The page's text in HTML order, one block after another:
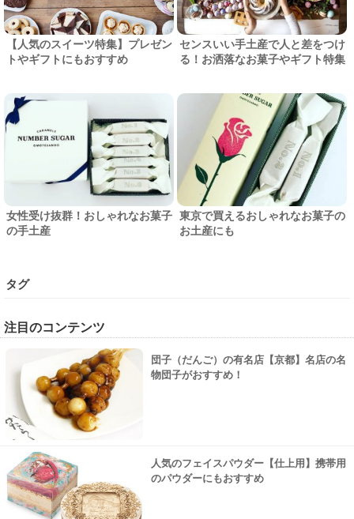
【人気のスイーツ特集】プレゼン
トやギフトにもおすすめ
センスいい手土産で人と差をつけ
る！お洒落なお菓子やギフト特集
女性受け抜群！おしゃれなお菓子
の手土産
東京で買えるおしゃれなお菓子の
お土産にも
タグ
注目のコンテンツ
団子（だんご）の有名店【京都】名店の名
物団子がおすすめ！
人気のフェイスパウダー【仕上用】携帯用
のパウダーにもおすすめ